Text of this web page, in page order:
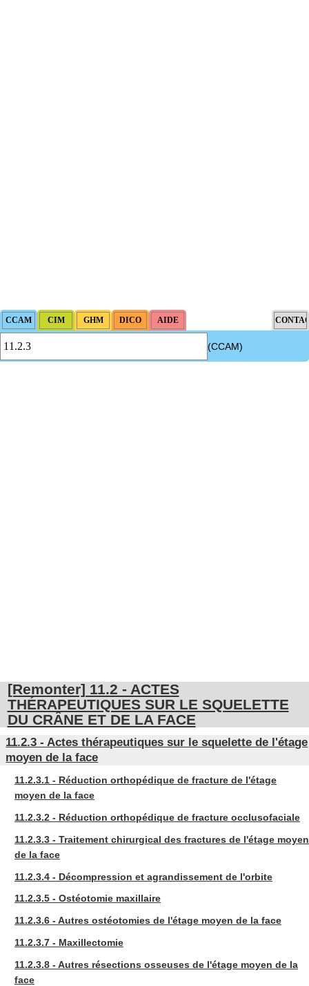
(CCAM)
[Remonter] 11.2 - ACTES
THÉRAPEUTIQUES SUR LE SQUELETTE
DU CRÂNE ET DE LA FACE
11.2.3 - Actes thérapeutiques sur le squelette de l'étage
moyen de la face
11.2.3.1 - Réduction orthopédique de fracture de l'étage
moyen de la face
11.2.3.2 - Réduction orthopédique de fracture occlusofaciale
11.2.3.3 - Traitement chirurgical des fractures de l'étage moyen
de la face
11.2.3.4 - Décompression et agrandissement de l'orbite
11.2.3.5 - Ostéotomie maxillaire
11.2.3.6 - Autres ostéotomies de l'étage moyen de la face
11.2.3.7 - Maxillectomie
11.2.3.8 - Autres résections osseuses de l'étage moyen de la
face